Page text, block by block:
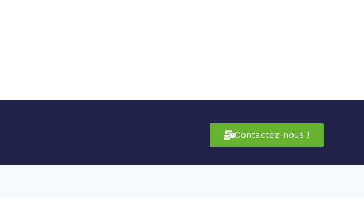
Contactez-nous !